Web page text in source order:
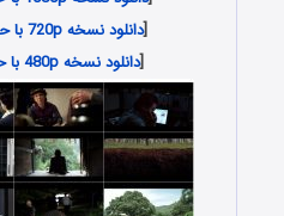
[دانلود نسخه 720p با حجم 1008 مگابایت
[دانلود نسخه 480p با حجم 503 مگابایت